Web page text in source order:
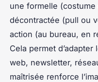
une formelle
décontractée (pull ou
action (au bureau, en
Cela permet
web, newsletter,
maîtrisée renforce